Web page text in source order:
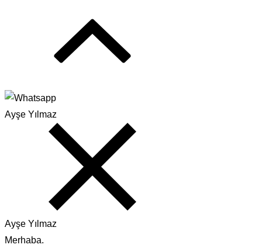
Ayşe Yılmaz
Ayşe Yılmaz
Merhaba.